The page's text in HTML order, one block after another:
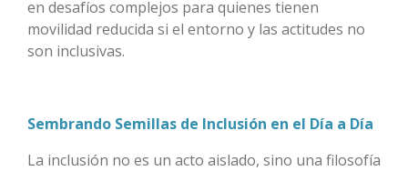
en desafíos complejos para quienes tienen
movilidad reducida si el entorno y las actitudes no
son inclusivas.
Sembrando Semillas de Inclusión en el Día a Día
La inclusión no es un acto aislado, sino una filosofía